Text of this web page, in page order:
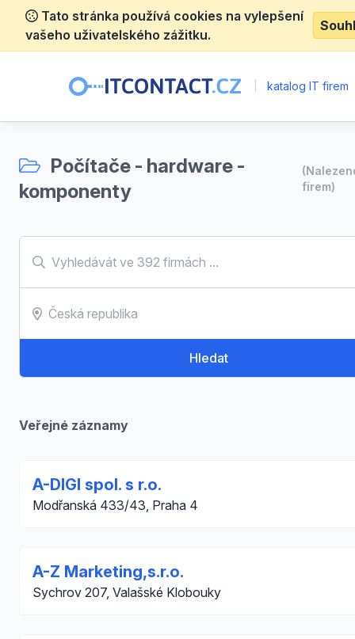
Tato stránka používá cookies na vylepšení
vašeho uživatelského zážitku.
katalog IT firem
Počítače - hardware -
komponenty
firem)
Hledat
Veřejné záznamy
A-DIGI spol. s r.o.
Modřanská 433/43, Praha 4
A-Z Marketing,s.r.o.
Sychrov 207, Valašské Klobouky